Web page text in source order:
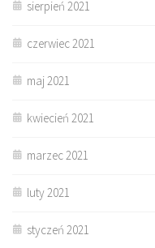
sierpień 2021
czerwiec 2021
maj 2021
kwiecień 2021
marzec 2021
luty 2021
styczeń 2021